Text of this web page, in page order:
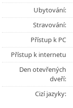
Ubytování:
Stravování:
Přístup k PC
Přístup k internetu
Den otevřených
dveří:
Cizí jazyky: